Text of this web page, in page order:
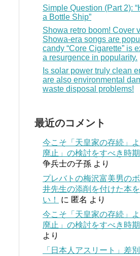
Simple Question (Part 2):
a Bottle Ship”
Showa retro boom! Cover
Showa-era songs are
candy “Core Cigarette” is
a resurgence in popularity.
Is solar power truly clean
are also environmental
waste disposal problems!
最近のコメント
今こそ「天皇家の存続」
廃止」の検討をすべき時期
争兵士の子孫 より
プレバトの梅沢富美男の
井先生の添削を付けた本
い！
に 匿名 より
今こそ「天皇家の存続」
廃止」の検討をすべき時期
より
「日本人アスリート」差